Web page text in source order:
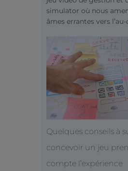
simulator où nous
âmes errantes vers l’au-
Quelques conseils à
concevoir un jeu
compte l’expérience